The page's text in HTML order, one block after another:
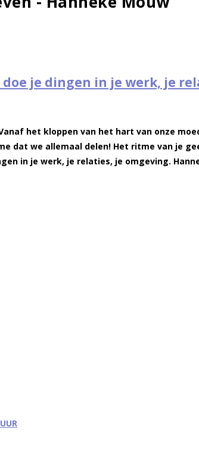
je dingen in je werk, je
het kloppen van het hart van onze
dat we allemaal delen! Het ritme van je
in je werk, je relaties, je omgeving.